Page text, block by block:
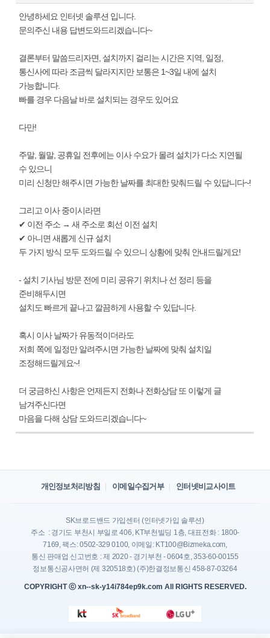
안녕하세요 인터넷 솔루션 입니다.
문의주신 내용 답변도와드리겠습니다~
결론부터 말씀드리자면, 설치까지 걸리는 시간은 지역, 일정,
통신사에 따라 조금씩 달라지지만 보통은 1~3일 내에 설치
가능합니다.
빠를 경우 다음날 바로 설치되는 경우도 있어요
다만!
주말, 월말, 공휴일 전후에는 이사 수요가 몰려 설치가 다소 지연될
수 있으니
미리 신청만 해주시면 가능한 날짜를 최대한 맞춰드릴 수 있답니다~!
그리고 이사 중이시라면
✔ 이전 주소 → 새 주소로 회선 이전 설치
✔ 아니면 새롭게 신규 설치
두 가지 방식 모두 도와드릴 수 있으니 상황에 맞춰 안내드릴게요!
- 설치 기사님 방문 전에 미리 공유기 위치나 선 정리 등을
준비해두시면
설치도 빠르게 끝나고 깔끔하게 사용할 수 있답니다.
혹시 이사 날짜가 유동적이더라도
저희 쪽에 일정만 알려주시면 가능한 날짜에 맞춰 설치일
조정해드릴게요~!
더 궁금하신 사항은 언제든지 전화나 전화상담 또 이렇게 글
남겨주신다면
마음을 다해 상담 도와드리겠습니다~
개인정보처리방침 이메일수집거부 인터넷비교사이트
SK브로드밴드 가입센터 (인터넷가입 솔루션)
주소 : 경기도 부천시 부일로 406, KT부천빌딩 1층, 대표전화 : 1800-
7169, 팩스: 0502-329 0100, 이메일: KT100@Bizmeka.com,
통신 판매업 신고번호 : 제 2020 - 경기부천 - 0604호, 353-60-00155
정보통신공사면허 (제 320518호) (주)한결정보통신 458-87-03264
COPYRIGHT ⓒ xn--sk-y14i784ep9k.com All RIGHTS RESERVED.